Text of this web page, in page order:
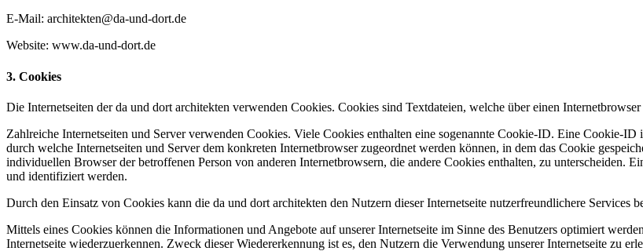
E-Mail: architekten@da-und-dort.de
Website: www.da-und-dort.de
3. Cookies
Die Internetseiten der da und dort architekten verwenden Cookies. Cookies sind Textdateien, welche über einen
Zahlreiche Internetseiten und Server verwenden Cookies. Viele Cookies enthalten eine sogenannte Cookie-ID. Eine Cookie-
durch welche Internetseiten und Server dem konkreten Internetbrowser zugeordnet werden können, in dem das Cookie
individuellen Browser der betroffenen Person von anderen Internetbrowsern, die andere Cookies enthalten, zu unterscheiden.
und identifiziert werden.
Durch den Einsatz von Cookies kann die da und dort architekten den Nutzern dieser Internetseite nutzerfreundlichere Services
Mittels eines Cookies können die Informationen und Angebote auf unserer Internetseite im Sinne des Benutzers optimiert
Internetseite wiederzuerkennen. Zweck dieser Wiedererkennung ist es, den Nutzern die Verwendung unserer Internetseite zu